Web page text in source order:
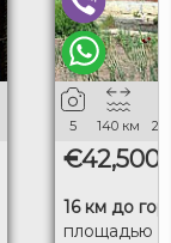
5 140 км
€42,500
16 км до
площадью